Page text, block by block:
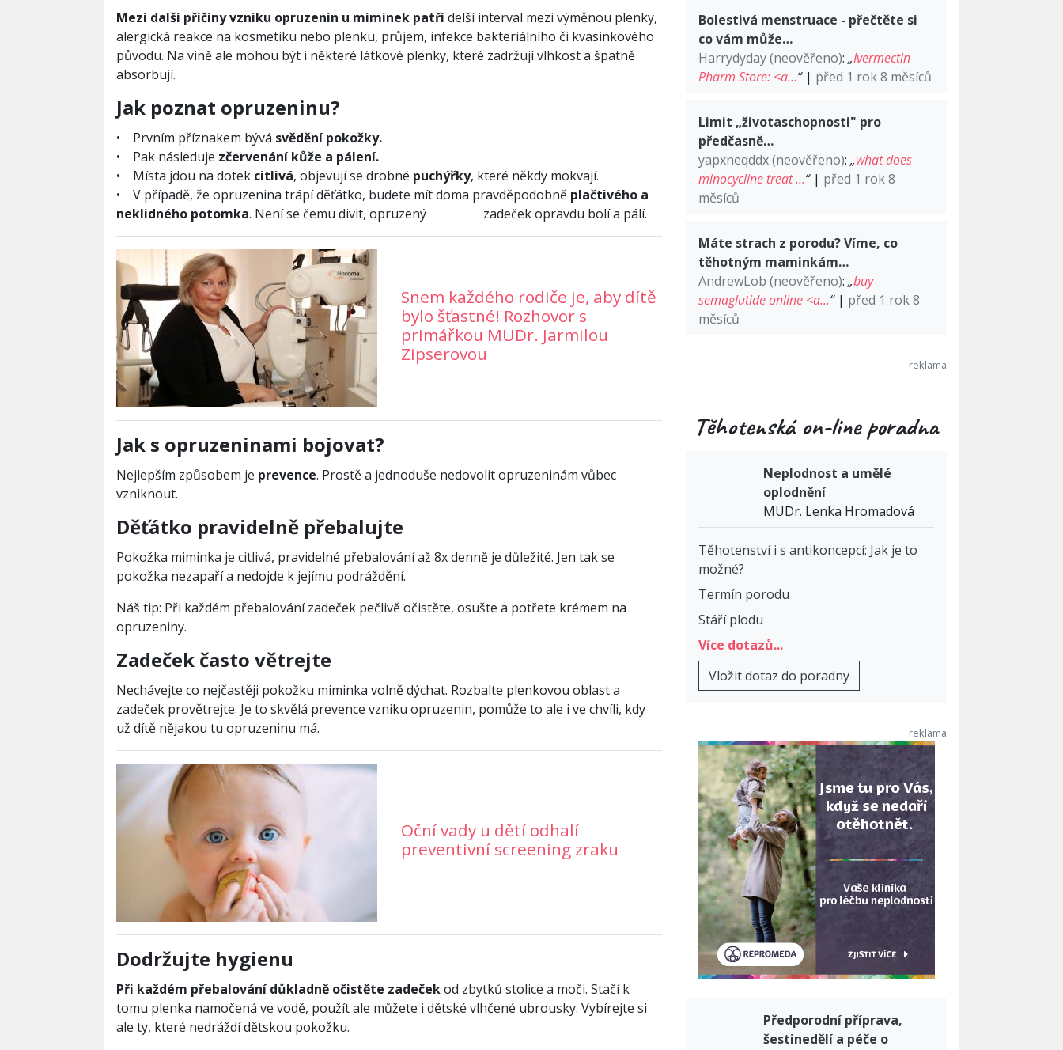
Mezi další příčiny vzniku opruzenin u miminek patřídelší interval mezi výměnou plenky,
alergická reakce na kosmetiku nebo plenku, průjem, infekce bakteriálního či kvasinkového
původu. Na vině ale mohou být i některé látkové plenky, které zadržují vlhkost a špatně
absorbují.
Jak poznat opruzeninu?
• Prvním příznakem bývá svědění pokožky.
• Pak následuje zčervenání kůže a pálení.
• Místa jdou na dotek citlivá, objevují se drobné puchýřky, které někdy mokvají.
• V případě, že opruzenina trápí děťátko, budete mít doma pravděpodobně plačtivého a
neklidného potomka. Není se čemu divit, opruzený zadeček opravdu bolí a pálí.
Snem každého rodiče je, aby dítě
bylo šťastné! Rozhovor s
primářkou MUDr. Jarmilou
Zipserovou
Jak s opruzeninami bojovat?
Nejlepším způsobem je prevence. Prostě a jednoduše nedovolit opruzeninám vůbec
vzniknout.
Děťátko pravidelně přebalujte
Pokožka miminka je citlivá, pravidelné přebalování až 8x denně je důležité. Jen tak se
pokožka nezapaří a nedojde k jejímu podráždění.
Náš tip: Při každém přebalování zadeček pečlivě očistěte, osušte a potřete krémem na
opruzeniny.
Zadeček často větrejte
Nechávejte co nejčastěji pokožku miminka volně dýchat. Rozbalte plenkovou oblast a
zadeček provětrejte. Je to skvělá prevence vzniku opruzenin, pomůže to ale i ve chvíli, kdy
už dítě nějakou tu opruzeninu má.
Oční vady u dětí odhalí
preventivní screening zraku
Dodržujte hygienu
Při každém přebalování důkladně očistěte zadečekod zbytků stolice a moči. Stačí k
tomu plenka namočená ve vodě, použít ale můžete i dětské vlhčené ubrousky. Vybírejte si
ale ty, které nedráždí dětskou pokožku.
Bolestivá menstruace - přečtěte si
co vám může…
Harrydyday (neověřeno): „Ivermectin
Pharm Store: <a…“| před 1 rok 8 měsíců
Limit „životaschopnosti" pro
předčasně…
yapxneqddx (neověřeno): „what does
minocycline treat …“| před 1 rok 8
měsíců
Máte strach z porodu? Víme, co
těhotným maminkám…
AndrewLob (neověřeno): „buy
semaglutide online <a…“| před 1 rok 8
měsíců
Těhotenská on-line poradna
Neplodnost a umělé
oplodnění
MUDr. Lenka Hromadová
Těhotenství i s antikoncepcí: Jak je to
možné?
Termín porodu
Stáří plodu
Více dotazů...
Vložit dotaz do poradny
Předporodní příprava,
šestinedělí a péče o